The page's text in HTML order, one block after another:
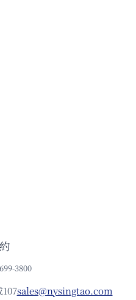
3800
sales@nysingtao.com